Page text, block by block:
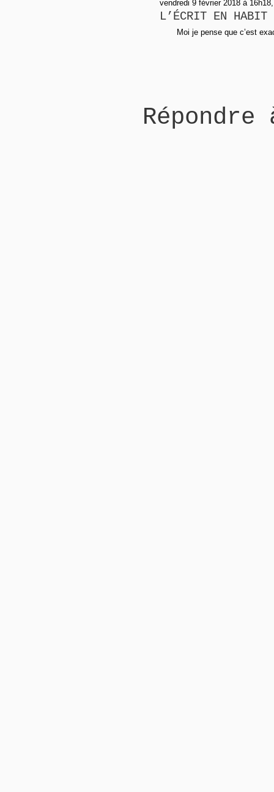
vendredi 9 février 2018 à
L’ÉCRIT EN HABIT
Moi je pense que c’est